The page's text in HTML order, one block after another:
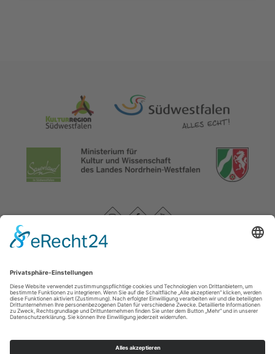
WasserEisenland e. V.
c/o FD 40 Kultur und Tourismus des Märkischen Kreises /
Bismarckstr. 15
58762 Altena
WasserEisenland e. V.